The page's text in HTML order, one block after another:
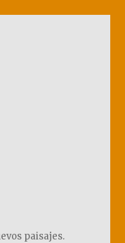
paisajes.